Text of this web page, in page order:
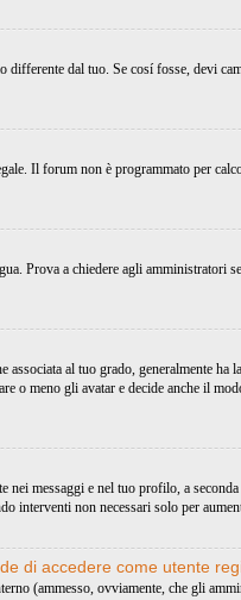
differente dal tuo. Se cosí fosse,
Il forum non è programmato per
Prova a chiedere agli
al tuo grado,
o meno gli avatar e decide anche il
messaggi e nel tuo profilo, a
interventi non necessari solo per
di accedere come utente
(ammesso, ovviamente, che gli